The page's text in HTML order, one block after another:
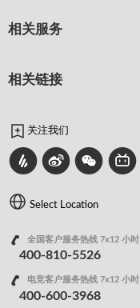
相关服务
相关链接
关注我们
Select Location
全国客户服务热线 7x12 小时
400-810-5526
电竞客户服务热线 7x12 小时
400-600-3968